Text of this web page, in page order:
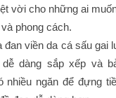
vời cho những ai
phong cách.
đan viền da cá sấu gai
dàng sắp xếp và
nhiều ngăn để đựng